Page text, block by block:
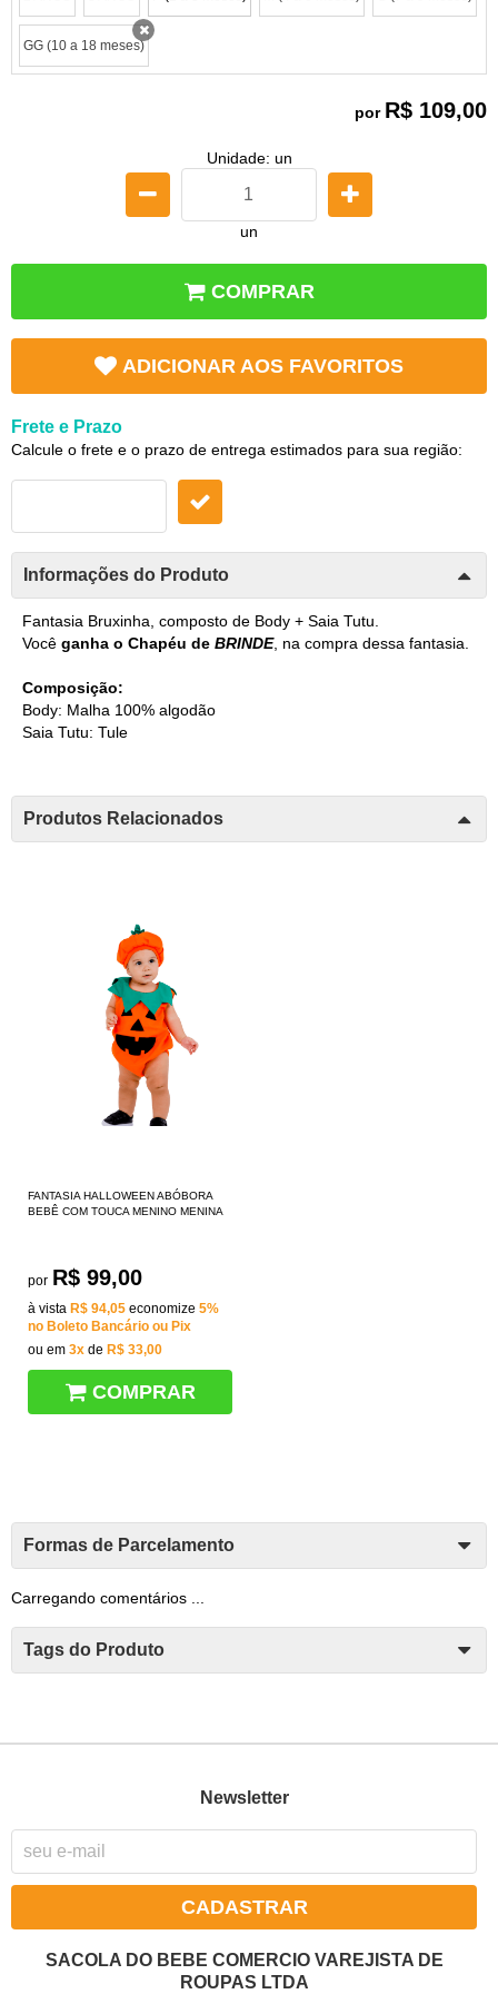
GG (10 a 18 meses)
x
por R$ 109,00
Unidade: un
un
COMPRAR
ADICIONAR AOS FAVORITOS
Frete e Prazo
Calcule o frete e o prazo de entrega estimados para sua região:
Informações do Produto
Fantasia Bruxinha, composto de Body + Saia Tutu.
Você ganha o Chapéu de BRINDE, na compra dessa fantasia.
Composição:
Body: Malha 100% algodão
Saia Tutu: Tule
Produtos Relacionados
FANTASIA HALLOWEEN ABÓBORA
BEBÊ COM TOUCA MENINO MENINA
por R$ 99,00
à vista R$ 94,05 economize 5%
no Boleto Bancário ou Pix
ou em 3x de R$ 33,00
COMPRAR
Formas de Parcelamento
Carregando comentários ...
Tags do Produto
Newsletter
CADASTRAR
SACOLA DO BEBE COMERCIO VAREJISTA DE
ROUPAS LTDA